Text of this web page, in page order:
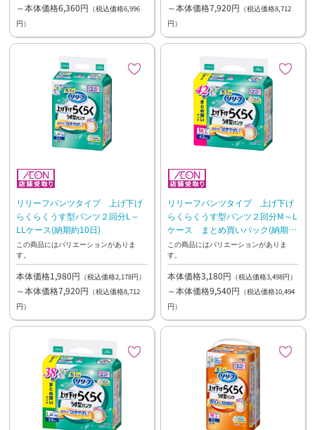
～本体価格6,360円 （税込価格6,996
円）
～本体価格7,920円 （税込価格8,712
円）
リリーフパンツタイプ 上げ下げ
らくらくうす型パンツ２回分L～
LLケース(納期約10日)
この商品にはバリエーションがありま
す。
本体価格1,980円 （税込価格2,178円）
～本体価格7,920円 （税込価格8,712
円）
リリーフパンツタイプ 上げ下げ
らくらくうす型パンツ２回分M～L
ケース まとめ買いパック(納期約
10日)
この商品にはバリエーションがありま
す。
本体価格3,180円 （税込価格3,498円）
～本体価格9,540円 （税込価格10,494
円）